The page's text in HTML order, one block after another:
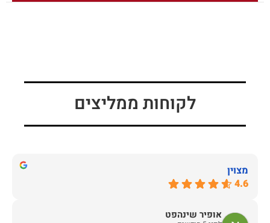
לקוחות ממליצים
מצוין
4.6
אופיר שינהפט